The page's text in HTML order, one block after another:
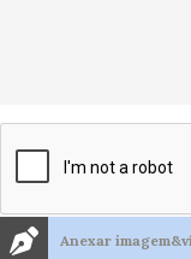
Anexar